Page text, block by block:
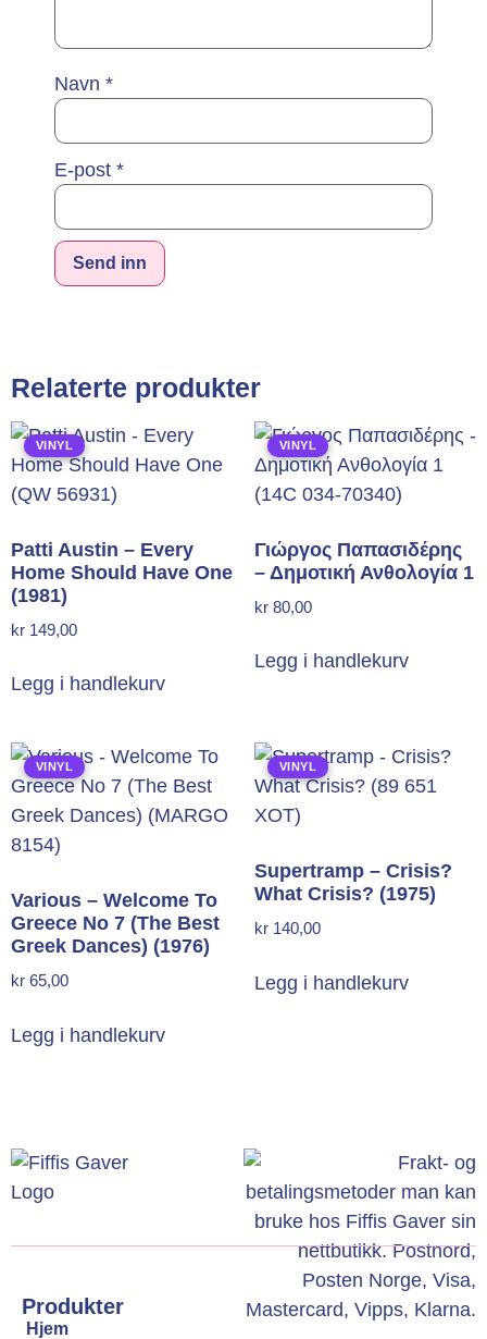
Navn *
E-post *
Relaterte produkter
VINYL
Patti Austin – Every
Home Should Have One
(1981)
kr 149,00
Legg i handlekurv
VINYL
Γιώργος Παπασιδέρης
– Δημοτική Ανθολογία 1
kr 80,00
Legg i handlekurv
VINYL
Various – Welcome To
Greece No 7 (The Best
Greek Dances) (1976)
kr 65,00
Legg i handlekurv
VINYL
Supertramp – Crisis?
What Crisis? (1975)
kr 140,00
Legg i handlekurv
Produkter
Hjem